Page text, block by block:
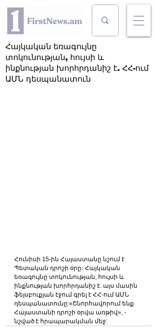
Հայկական եռագույնը
տոկունության, հույսի և
ինքնության խորհրդանիշ է. ՀՀ-ում
ԱՄՆ դեսպանատուն
Հունիսի 15-ին Հայաստանը նշում է
Պետական դրոշի օրը։ Հայկական
եռագույնը տոկունության, հույսի և
ինքնության խորհրդանիշ է. այս մասին
ֆեյսբուքյան էջում գրել է ՀՀ-ում ԱՄՆ
դեսպանատունը:«Շնորհավորում ենք
Հայաստանի դրոշի օրվա առթիվ», -
նշված է հրապարակման մեջ: